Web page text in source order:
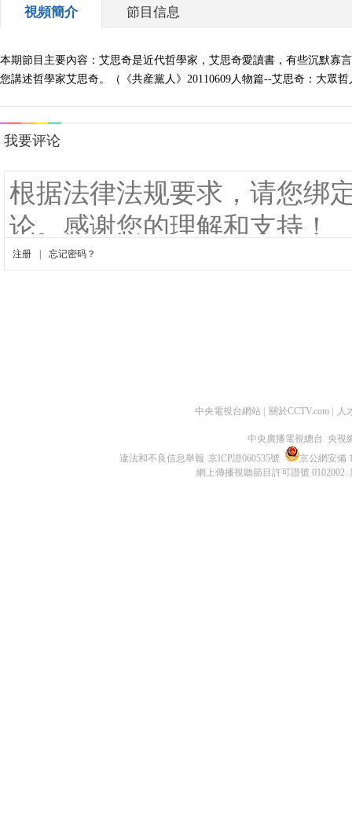
視頻簡介 節目信息
本期節目主要內容：艾思奇是近代哲學家，艾思奇愛讀書，有些沉默寡
您講述哲學家艾思奇。（《共産黨人》20110609人物篇--艾思奇：大眾哲
中央電視台網站 關於CCTV.com 人
中央廣播電視總台 央視
違法和不良信息舉報 京ICP證060535號
京公網安備
網上傳播視聽節目許可證號 0102002